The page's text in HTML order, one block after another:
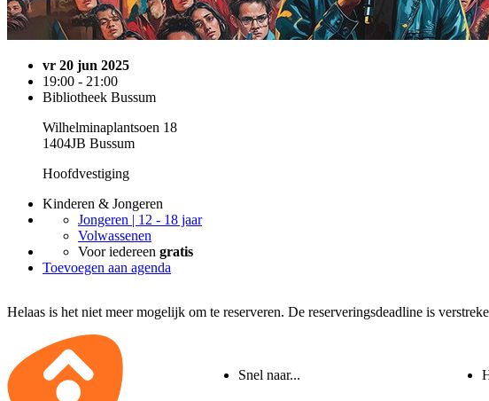
vr 20 jun 2025
19:00 - 21:00
Bibliotheek Bussum
Wilhelminaplantsoen 18
1404JB Bussum
Hoofdvestiging
Kinderen & Jongeren
Jongeren | 12 - 18 jaar
Volwassenen
Voor iedereen gratis
Toevoegen aan agenda
Helaas is het niet meer mogelijk om te reserveren. De reserveringsdeadline is
Snel naar...